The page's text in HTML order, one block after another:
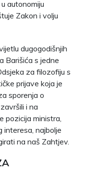
autonomiju
Zakon i volju
dugogodišnjih
Barišića s jedne
za filozofiju s
prijave koja je
sporenja o
i na
pozicija ministra,
najbolje
na naš Zahtjev.